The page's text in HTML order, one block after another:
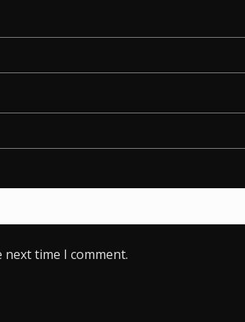
time I comment.